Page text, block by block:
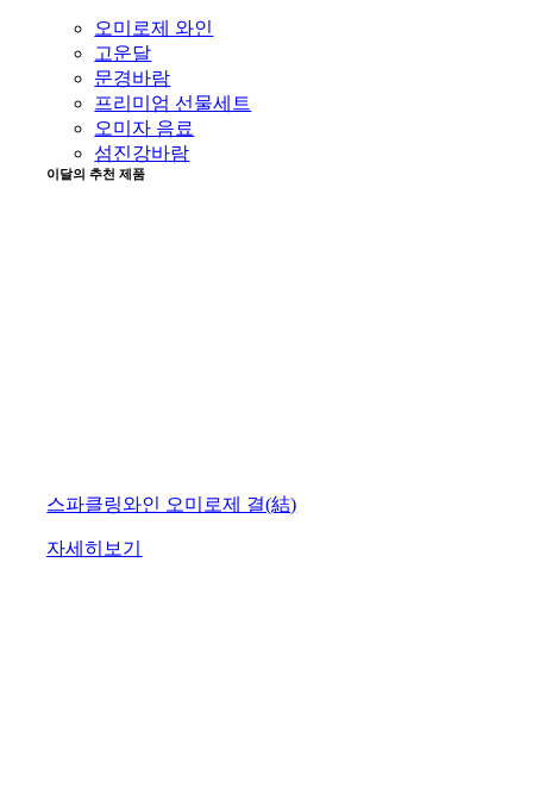
오미로제 와인
고운달
문경바람
프리미엄 선물세트
오미자 음료
섬진강바람
이달의 추천 제품
스파클링와인 오미로제 결(結)
자세히보기